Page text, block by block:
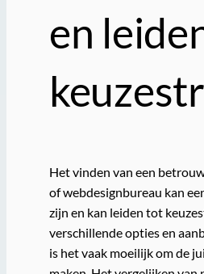
en
Het vinden van een
of webdesignbureau kan
zijn en kan leiden tot
verschillende opties en
is het vaak moeilijk om de